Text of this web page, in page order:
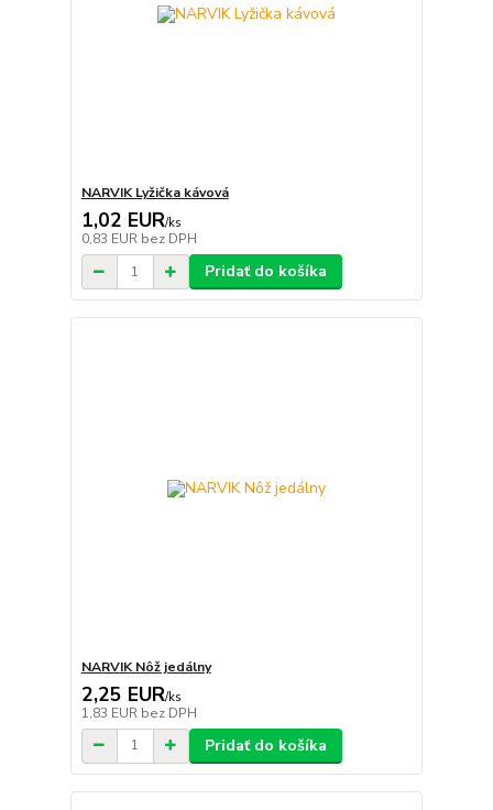
NARVIK Lyžička kávová
1,02 EUR/ks
0,83 EUR bez DPH
Pridať do košíka
NARVIK Nôž jedálny
2,25 EUR/ks
1,83 EUR bez DPH
Pridať do košíka